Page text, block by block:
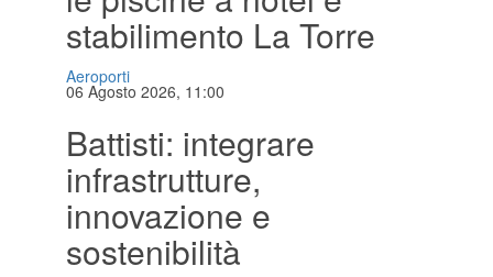
stabilimento La Torre
Aeroporti
06 Agosto 2026, 11:00
Battisti: integrare
infrastrutture,
innovazione e
sostenibilità